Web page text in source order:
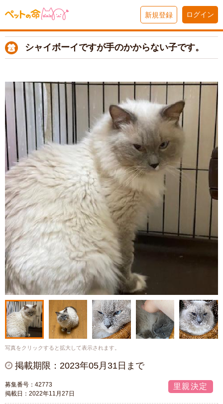
新規登録 ログイン
シャイボーイですが手のかからない子です。
写真をクリックすると拡大して表示されます。
掲載期限：2023年05月31日まで
募集番号：42773
掲載日：2022年11月27日
里親決定